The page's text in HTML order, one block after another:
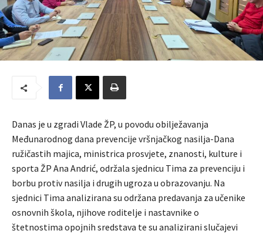
Danas je u zgradi Vlade ŽP, u povodu obilježavanja
Međunarodnog dana prevencije vršnjačkog nasilja-Dana
ružičastih majica, ministrica prosvjete, znanosti, kulture i
sporta ŽP Ana Andrić, održala sjednicu Tima za prevenciju i
borbu protiv nasilja i drugih ugroza u obrazovanju. Na
sjednici Tima analizirana su održana predavanja za učenike
osnovnih škola, njihove roditelje i nastavnike o
štetnostima opojnih sredstava te su analizirani slučajevi